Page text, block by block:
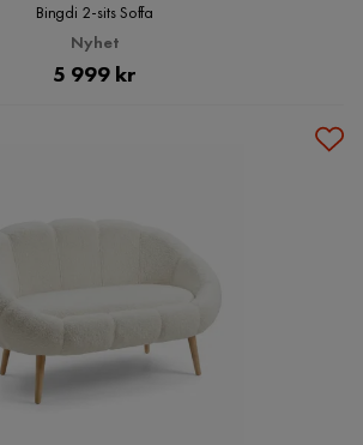
Bingdi 2-sits Soffa
Nyhet
Pris
5 999 kr